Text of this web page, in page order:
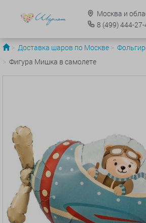
Москва и
8 (499)444-27-
Доставка шаров по Москве
Фигура Мишка в самолете